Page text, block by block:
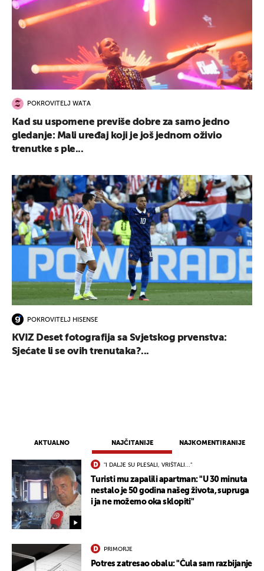
AKTUALNO NAJČITANIJE NAJKOMENTIRANIJE
"I DALJE SU PLESALI, VRIŠTALI..."
Turisti mu zapalili apartman: "U 30 minuta
nestalo je 50 godina našeg života, supruga
i ja ne možemo oka sklopiti"
PRIMORJE
Potres zatresao obalu: "Čula sam razbijanje
POKROVITELJ WATA
Kad su uspomene previše dobre za samo jedno
gledanje: Mali uređaj koji je još jednom oživio
trenutke s ple...
POKROVITELJ HISENSE
KVIZ Deset fotografija sa Svjetskog prvenstva:
Sjećate li se ovih trenutaka?...